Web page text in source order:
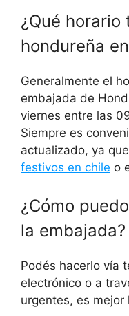
¿Qué horario
hondureña
Generalmente el
embajada de
viernes entre las
Siempre es
actualizado, ya
festivos en chile o
¿Cómo
la embajada?
Podés hacerlo vía
electrónico o a
urgentes, es